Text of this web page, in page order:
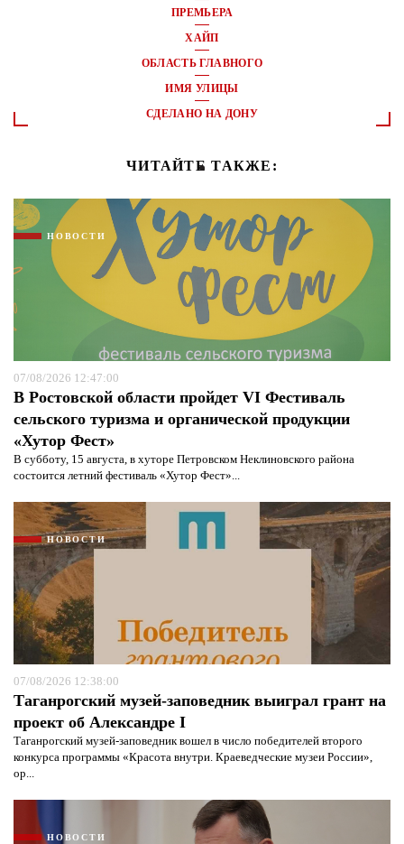
ПРЕМЬЕРА
ХАЙП
ОБЛАСТЬ ГЛАВНОГО
ИМЯ УЛИЦЫ
СДЕЛАНО НА ДОНУ
ЧИТАЙТЕ ТАКЖЕ:
НОВОСТИ
07/08/2026 12:47:00
В Ростовской области пройдет VI Фестиваль
сельского туризма и органической продукции
«Хутор Фест»
В субботу, 15 августа, в хуторе Петровском Неклиновского района
состоится летний фестиваль «Хутор Фест»...
НОВОСТИ
07/08/2026 12:38:00
Таганрогский музей-заповедник выиграл грант на
проект об Александре I
Таганрогский музей-заповедник вошел в число победителей второго
конкурса программы «Красота внутри. Краеведческие музеи России»,
ор...
НОВОСТИ